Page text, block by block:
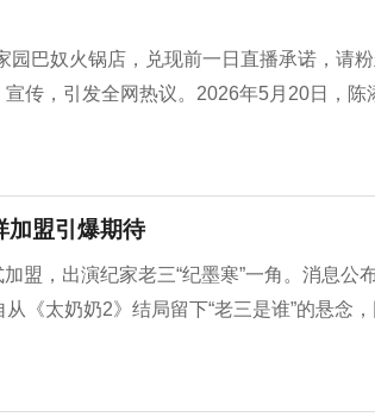
巴奴火锅店，兑现前一日直播承诺，请
宣传，引发全网热议。2026年5月20日，
加盟引爆期待
盟，出演纪家老三“纪墨寒”一角。消息公
《太奶奶2》结局留下“老三是谁”的悬念